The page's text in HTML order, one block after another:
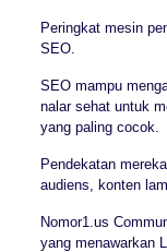
Peringkat mesin
SEO.
SEO mampu
nalar sehat untuk
yang paling cocok.
Pendekatan
audiens, konten
Nomor1.us
yang menawarkan